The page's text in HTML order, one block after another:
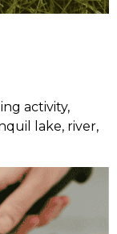
activity,
lake, river,